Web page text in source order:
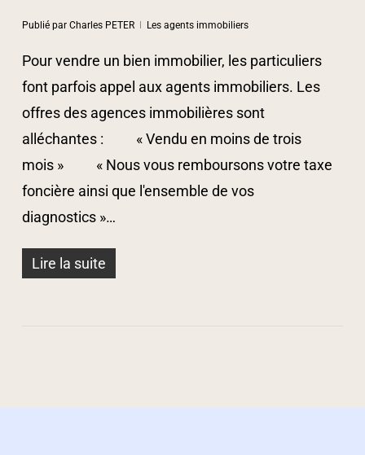
Publié par Charles PETER Les agents immobiliers
Pour vendre un bien immobilier, les particuliers
font parfois appel aux agents immobiliers. Les
offres des agences immobilières sont
alléchantes : « Vendu en moins de trois
mois » « Nous vous remboursons votre taxe
foncière ainsi que l'ensemble de vos
diagnostics »…
Lire la suite